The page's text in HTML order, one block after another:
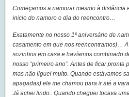
Começamos a namorar mesmo à distância
inicio do namoro o dia do reencontro…
Exatamente no nosso 1º aniversário de
casamento em que nos reencontramos)…
sozinhos em casa e havíamos combinado
nosso “primeiro ano”. Antes de ficar pronta
mas não liguei muito. Quando estávamos
apagadas) ele me chamou para ir até a
Já achei lindo.. Quando cheguei tocava